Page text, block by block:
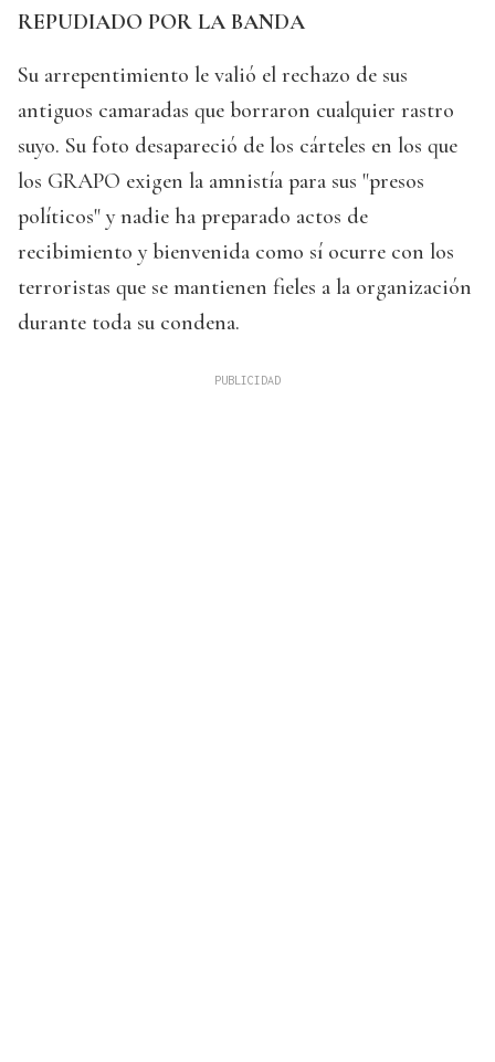
REPUDIADO POR LA BANDA
Su arrepentimiento le valió el rechazo de sus
antiguos camaradas que borraron cualquier rastro
suyo. Su foto desapareció de los cárteles en los que
los GRAPO exigen la amnistía para sus "presos
políticos" y nadie ha preparado actos de
recibimiento y bienvenida como sí ocurre con los
terroristas que se mantienen fieles a la organización
durante toda su condena.